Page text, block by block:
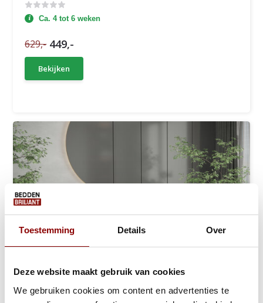
Toestemming Details Over
Deze website maakt gebruik van cookies
We gebruiken cookies om content en advertenties te
Ca. 4 tot 6 weken
629,- 449,-
Bekijken